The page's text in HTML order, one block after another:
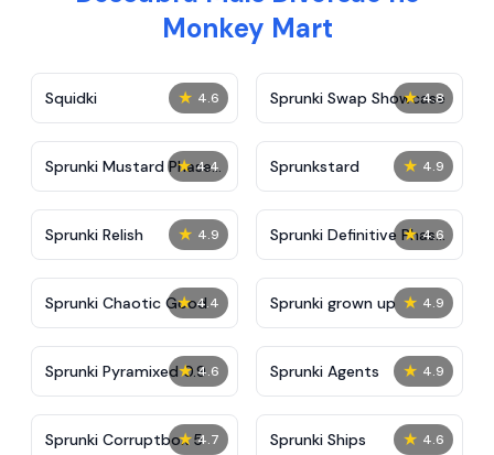
Monkey Mart
★ 4.6
Squidki ★ 4.8
Sprunki Swap Showcase
★ 4.4
Sprunki Mustard Phase
2
★ 4.9
Sprunkstard
★ 4.9
Sprunki Relish ★ 4.6
Sprunki Definitive Phase
7
★ 4.4
Sprunki Chaotic Good ★ 4.9
Sprunki grown up
★ 4.6
Sprunki Pyramixed 0.9 ★ 4.9
Sprunki Agents
★ 4.7
Sprunki Corruptbox 5 ★ 4.6
Sprunki Ships